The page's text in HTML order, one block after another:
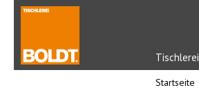
Tischlerei
Startseite